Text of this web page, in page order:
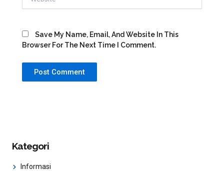
Save My Name, Email, And Website In This
Browser For The Next Time I Comment.
Kategori
Informasi